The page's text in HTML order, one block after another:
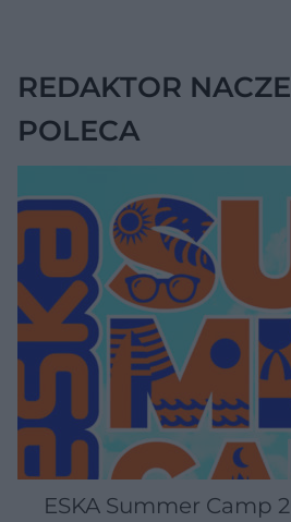
REDAKTOR
POLECA
ESKA Summer Camp